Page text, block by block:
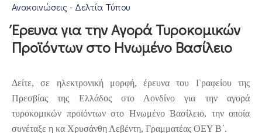
–
ΠΡΟΓΡΑΜΜΑΤΑ
ΣΥΜΜΕΤΟΧΗ
ΣΕ
ΕΤΑΙΡΕΙΕΣ
Ανακοινώσεις - Δελτία Τύπου
Έρευνα για την Αγορά Τυροκομικών
Προϊόντων στο Ηνωμένο Βασίλειο
Δείτε, σε ηλεκτρονική μορφή, έρευνα του Γραφείου της
Πρεσβίας της Ελλάδος στο Λονδίνο για την αγορά
τυροκομικών προϊόντων στο Ηνωμένο Βασίλειο, την οποία
συνέταξε η κα Χρυσάνθη Λεβέντη, Γραμματέας ΟΕΥ Β΄.